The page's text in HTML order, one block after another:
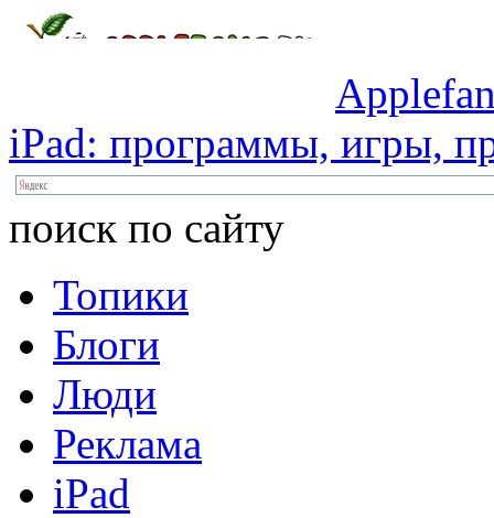
iPad: программы, игры,
поиск по сайту
Топики
Блоги
Люди
Реклама
iPad